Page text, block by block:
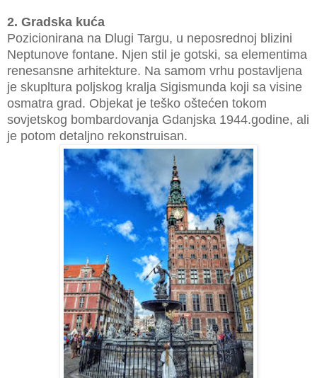
2. Gradska kuća
Pozicionirana na Dlugi Targu, u neposrednoj blizini
Neptunove fontane. Njen stil je gotski, sa elementima
renesansne arhitekture. Na samom vrhu postavljena
je skupltura poljskog kralja Sigismunda koji sa visine
osmatra grad. Objekat je teško oštećen tokom
sovjetskog bombardovanja Gdanjska 1944.godine, ali
je potom detaljno rekonstruisan.